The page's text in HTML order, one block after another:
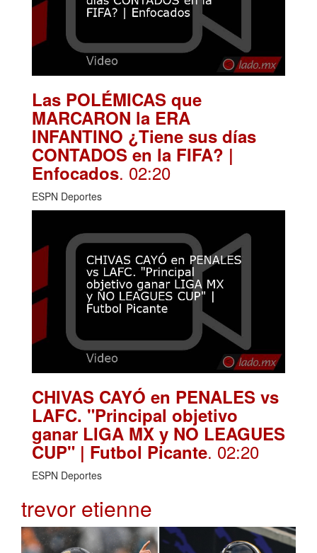
Las POLÉMICAS que
MARCARON la ERA
INFANTINO ¿Tiene sus días
CONTADOS en la FIFA? |
Enfocados. 02:20
ESPN Deportes
CHIVAS CAYÓ en PENALES vs
LAFC. "Principal objetivo
ganar LIGA MX y NO LEAGUES
CUP" | Futbol Picante. 02:20
ESPN Deportes
trevor etienne